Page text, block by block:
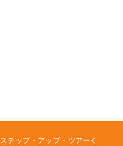
ステップ・アップ・ツアー